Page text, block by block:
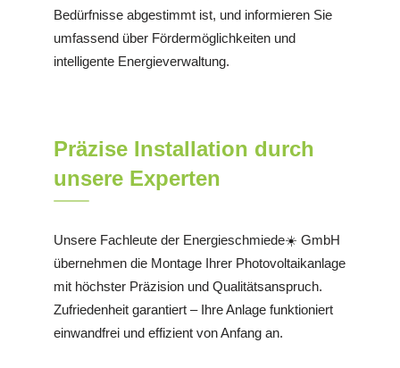
Bedürfnisse abgestimmt ist, und informieren Sie
umfassend über Fördermöglichkeiten und
intelligente Energieverwaltung.
Präzise Installation durch
unsere Experten
Unsere Fachleute der Energieschmiede☀️ GmbH
übernehmen die Montage Ihrer Photovoltaikanlage
mit höchster Präzision und Qualitätsanspruch.
Zufriedenheit garantiert – Ihre Anlage funktioniert
einwandfrei und effizient von Anfang an.